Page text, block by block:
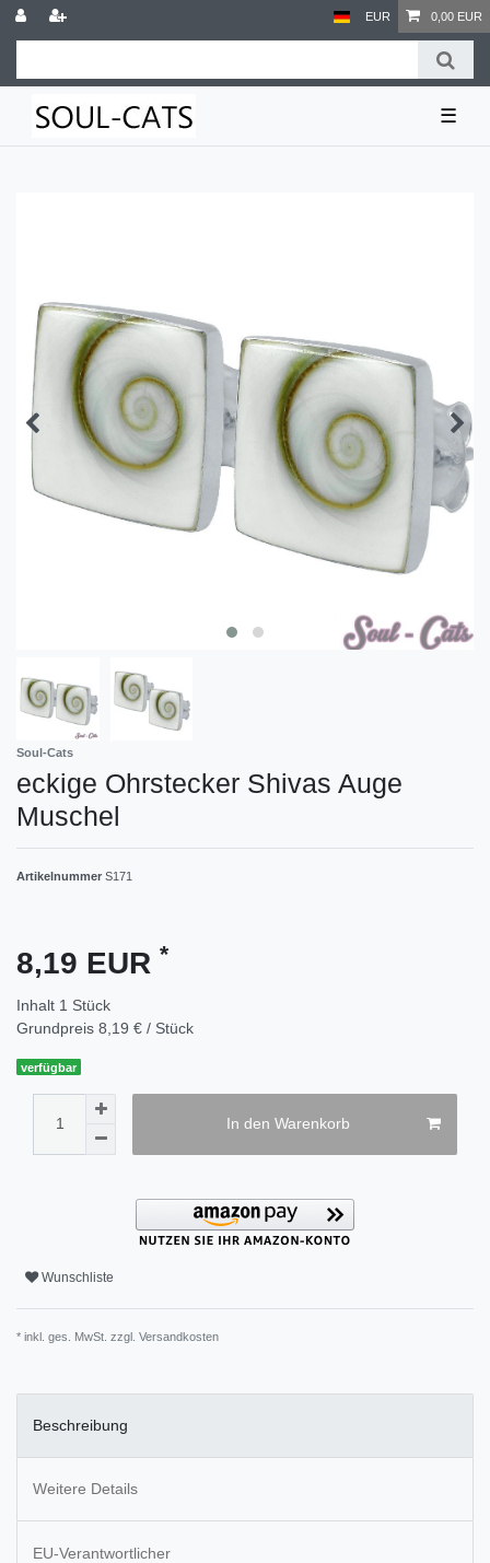
EUR 0,00 EUR
☰
Soul-Cats
eckige Ohrstecker Shivas Auge
Muschel
Artikelnummer S171
8,19 EUR *
Inhalt 1 Stück
Grundpreis 8,19 € / Stück
verfügbar
In den Warenkorb
Wunschliste
* inkl. ges. MwSt. zzgl. Versandkosten
Beschreibung
Weitere Details
EU-Verantwortlicher